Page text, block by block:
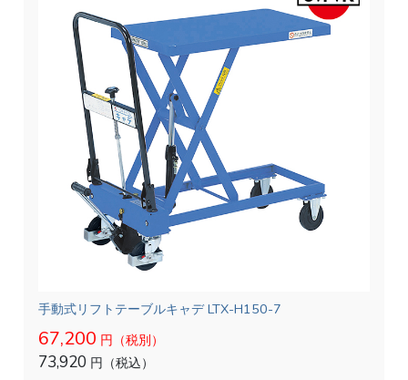
手動式リフトテーブルキャデ LTX-H150-7
67,200 円（税別）
73,920 円（税込）